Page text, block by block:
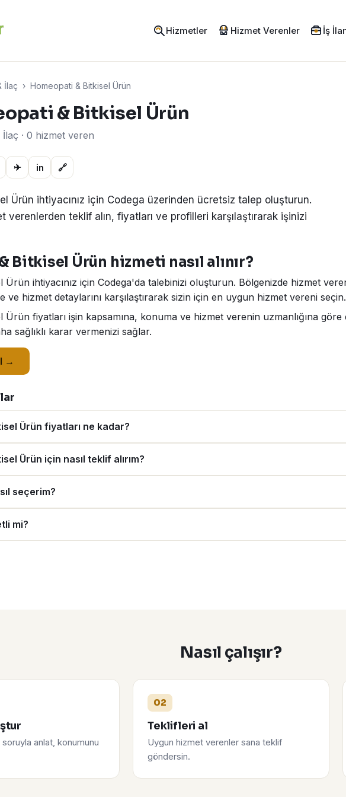
Hizmetler Hizmet Verenler İş
İlaç › Homeopati & Bitkisel Ürün
& Bitkisel Ürün
İlaç · 0 hizmet veren
✈ in 🔗
Ürün ihtiyacınız için Codega üzerinden ücretsiz talep oluşturun.
verenlerden teklif alın, fiyatları ve profilleri karşılaştırarak işinizi
Bitkisel Ürün hizmeti nasıl alınır?
Ürün ihtiyacınız için Codega'da talebinizi oluşturun. Bölgenizde hizmet
ve hizmet detaylarını karşılaştırarak sizin için en uygun hizmet vereni seçin.
Ürün fiyatları işin kapsamına, konuma ve hizmet verenin uzmanlığına
sağlıklı karar vermenizi sağlar.
→
Ürün fiyatları ne kadar?
Ürün için nasıl teklif alırım?
seçerim?
mi?
Nasıl çalışır?
soruyla anlat, konumunu
02
Teklifleri al
Uygun hizmet verenler sana teklif
göndersin.